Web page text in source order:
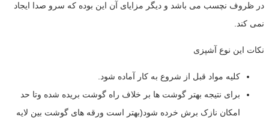
در ظروف نچسب می باشد و دیگر مزایای آن این بوده که سرو صدا ایجاد
نمی کند.
نکات این نوع آشپزی
کلیه مواد قبل از شروع به کار آماده شود.
برای نتیجه بهتر گوشت ها بر خلاف راه گوشت بریده شده وتا حد
امکان نازک برش خرده شود(بهتر است ورقه های گوشت بین لایه